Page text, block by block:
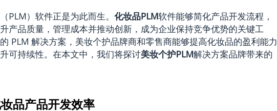
PLM）软件正是为此而生。 化妆品PLM软件能够简化产品开发流程，
产品质量，管理成本并推动创新，成为企业保持竞争优势的关键工
PLM 解决方案，美妆个护品牌商和零售商能够提高化妆品的盈利能力
可持续性。在本文中，我们将探讨美妆个护PLM解决方案品牌带来的
品产品开发效率